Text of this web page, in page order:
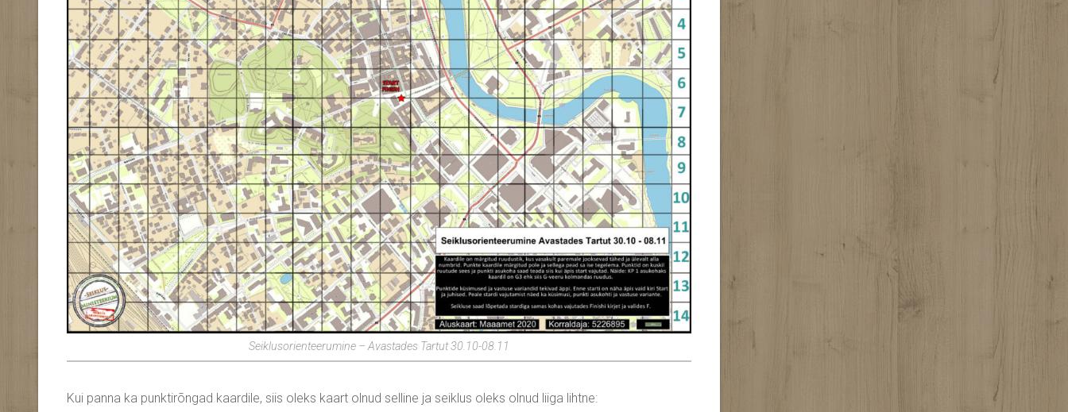
Seiklusorienteerumine – Avastades Tartut 30.10-08.11
Kui panna ka punktirõngad kaardile, siis oleks kaart olnud selline ja seiklus oleks olnud liiga lihtne: